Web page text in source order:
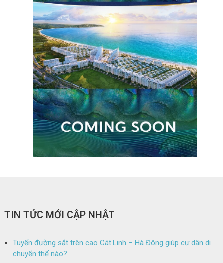
TIN TỨC MỚI CẬP NHẬT
Tuyến đường sắt trên cao Cát Linh – Hà Đông giúp cư dân di
chuyển thế nào?